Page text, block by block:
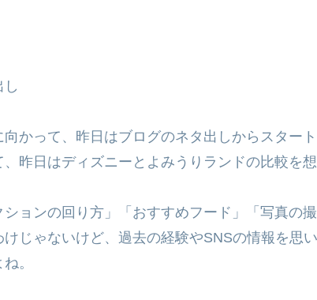
かって、昨日はブログのネタ出しからスター
昨日はディズニーとよみうりランドの比較を想
ョンの回り方」「おすすめフード」「写真の
じゃないけど、過去の経験やSNSの情報を思
。